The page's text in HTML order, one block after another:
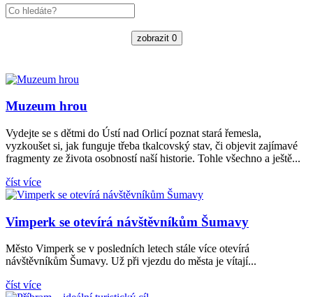
zobrazit 0
Muzeum hrou
Vydejte se s dětmi do Ústí nad Orlicí poznat stará řemesla,
vyzkoušet si, jak funguje třeba tkalcovský stav, či objevit zajímavé
fragmenty ze života osobností naší historie. Tohle všechno a ještě...
číst více
Vimperk se otevírá návštěvníkům Šumavy
Město Vimperk se v posledních letech stále více otevírá
návštěvníkům Šumavy. Už při vjezdu do města je vítají...
číst více